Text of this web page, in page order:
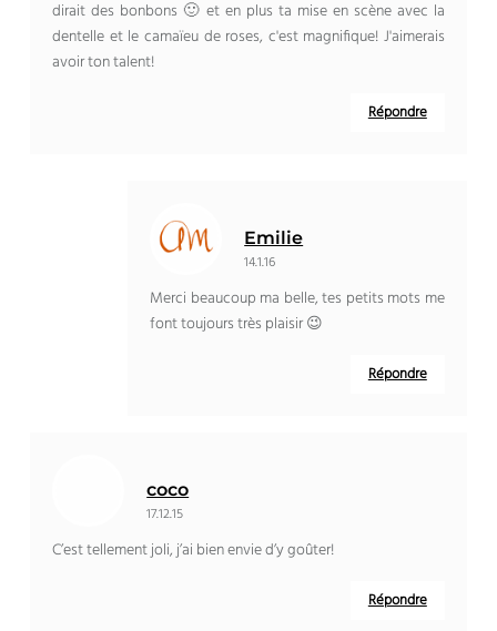
dirait des bonbons 🙂 et en plus ta mise en scène avec la
dentelle et le camaïeu de roses, c'est magnifique! J'aimerais
avoir ton talent!
Répondre
Emilie
14.1.16
Merci beaucoup ma belle, tes petits mots me
font toujours très plaisir 😉
Répondre
coco
17.12.15
C’est tellement joli, j’ai bien envie d’y goûter!
Répondre